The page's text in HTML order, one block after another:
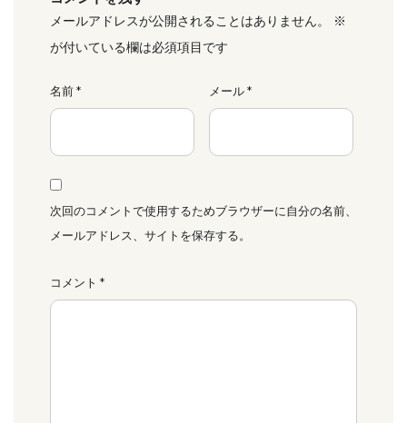
メールアドレスが公開されることはありません。
※
が付いている欄は必須項目です
名前* メール*
次回のコメントで使用するためブラウザーに自分の名前、
メールアドレス、サイトを保存する。
コメント *